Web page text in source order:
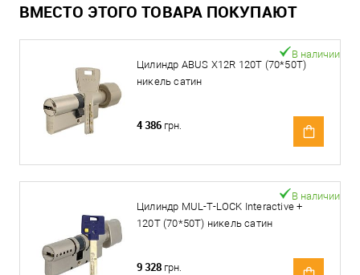
ВМЕСТО ЭТОГО ТОВАРА ПОКУПАЮТ
Цилиндр ABUS X12R 120T (70*50T)
никель сатин
В наличии
4 386 грн.
Цилиндр MUL-T-LOCK Interactive +
120T (70*50T) никель сатин
В наличии
9 328 грн.